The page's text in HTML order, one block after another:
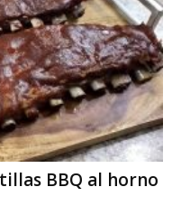
BBQ al horno